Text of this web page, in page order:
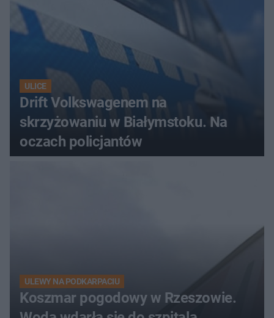
ULICE
Drift Volkswagenem na
skrzyżowaniu w Białymstoku. Na
oczach policjantów
ULEWY NA PODKARPACIU
Koszmar pogodowy w Rzeszowie.